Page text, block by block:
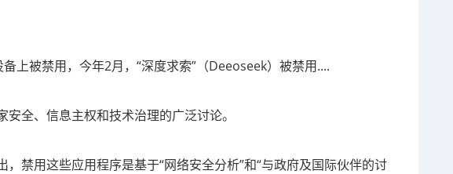
上被禁用，今年2月，“深度求索”（Deeoseek）被禁用....
全、信息主权和技术治理的广泛讨论。
，禁用这些应用程序是基于“网络安全分析”和“与政府及国际伙伴的讨